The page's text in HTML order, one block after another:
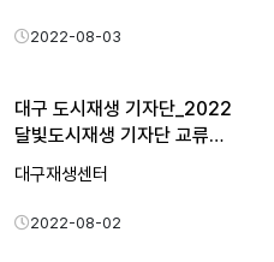
2022-08-03
대구 도시재생 기자단_2022
달빛도시재생 기자단 교류…
대구재생센터
2022-08-02